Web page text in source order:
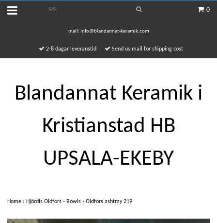
0
mail: info@blandannat-keramik.com
2-8 dagar leveranstid Send us mail for shipping cost
Blandannat Keramik i
Kristianstad HB
UPSALA-EKEBY
Home › Hjördis Oldfors - Bowls › Oldfors ashtray 219